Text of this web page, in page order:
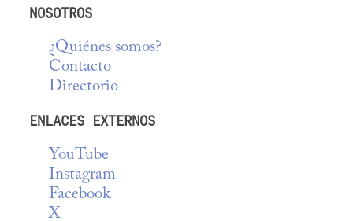
NOSOTROS
¿Quiénes somos?
Contacto
Directorio
ENLACES EXTERNOS
YouTube
Instagram
Facebook
X